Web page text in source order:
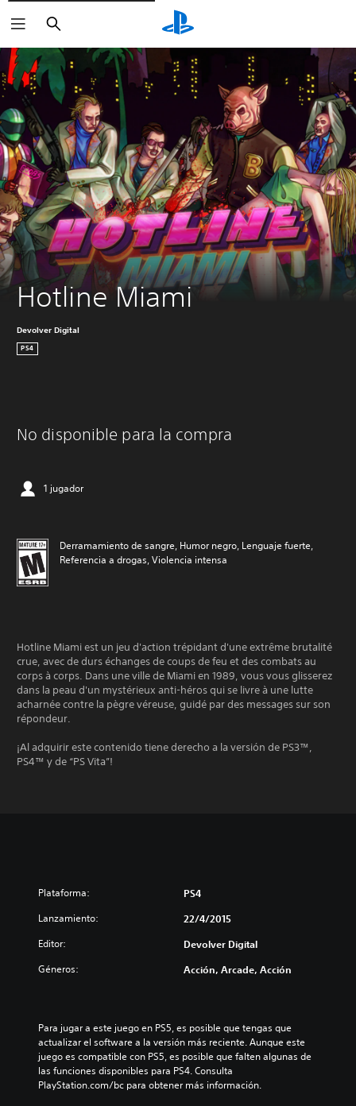
Buscar
Hotline Miami
Devolver Digital
PS4
No disponible para la compra
1 jugador
Derramamiento de sangre, Humor negro, Lenguaje fuerte,
Referencia a drogas, Violencia intensa
Hotline Miami est un jeu d'action trépidant d'une extrême brutalité
crue, avec de durs échanges de coups de feu et des combats au
corps à corps. Dans une ville de Miami en 1989, vous vous glisserez
dans la peau d'un mystérieux anti-héros qui se livre à une lutte
acharnée contre la pègre véreuse, guidé par des messages sur son
répondeur.
¡Al adquirir este contenido tiene derecho a la versión de PS3™,
PS4™ y de “PS Vita”!
Plataforma: PS4
Lanzamiento: 22/4/2015
Editor: Devolver Digital
Géneros: Acción, Arcade, Acción
Para jugar a este juego en PS5, es posible que tengas que
actualizar el software a la versión más reciente. Aunque este
juego es compatible con PS5, es posible que falten algunas de
las funciones disponibles para PS4. Consulta
PlayStation.com/bc para obtener más información.